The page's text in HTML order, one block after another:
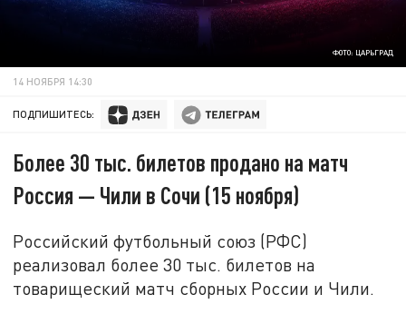
ФОТО: ЦАРЬГРАД
14 НОЯБРЯ 14:30
ПОДПИШИТЕСЬ:
Более 30 тыс. билетов продано на матч
Россия — Чили в Сочи (15 ноября)
Российский футбольный союз (РФС)
реализовал более 30 тыс. билетов на
товарищеский матч сборных России и Чили.